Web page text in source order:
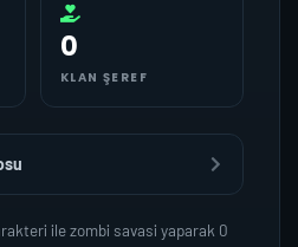
0
KLAN ŞEREF
ile zombi savasi yaparak 0